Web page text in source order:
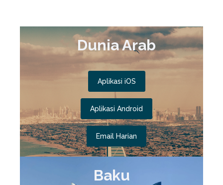
Dunia Arab
Aplikasi iOS
Aplikasi Android
Email Harian
Baku